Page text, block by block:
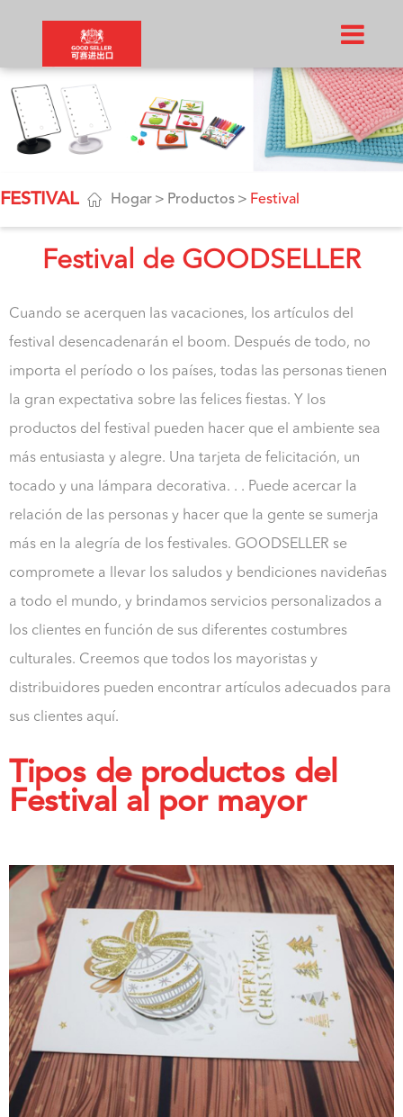
FESTIVAL  Hogar Productos Festival
Festival de GOODSELLER
Cuando se acerquen las vacaciones, los artículos del
festival desencadenarán el boom. Después de todo, no
importa el período o los países, todas las personas tienen
la gran expectativa sobre las felices fiestas. Y los
productos del festival pueden hacer que el ambiente sea
más entusiasta y alegre. Una tarjeta de felicitación, un
tocado y una lámpara decorativa. . . Puede acercar la
relación de las personas y hacer que la gente se sumerja
más en la alegría de los festivales. GOODSELLER se
compromete a llevar los saludos y bendiciones navideñas
a todo el mundo, y brindamos servicios personalizados a
los clientes en función de sus diferentes costumbres
culturales. Creemos que todos los mayoristas y
distribuidores pueden encontrar artículos adecuados para
sus clientes aquí.
Tipos de productos del
Festival al por mayor